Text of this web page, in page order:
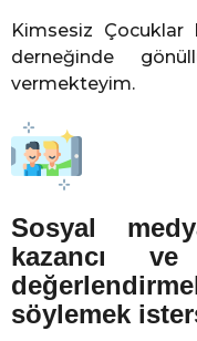
Kimsesiz Çocuklar
derneğinde
vermekteyim.
Sosyal
kazancı
söylemek